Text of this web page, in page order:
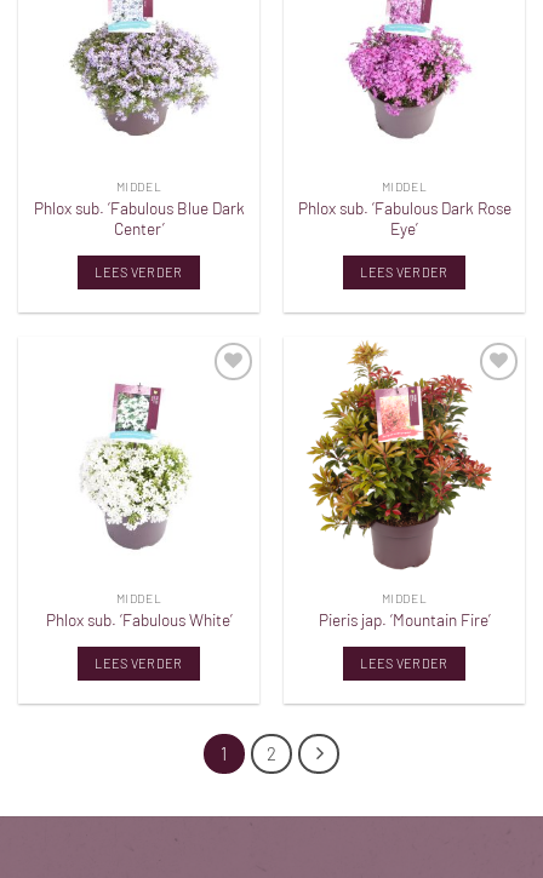
MIDDEL
Phlox sub. ‘Fabulous Blue Dark
Center’
LEES VERDER
MIDDEL
Phlox sub. ‘Fabulous Dark Rose
Eye’
LEES VERDER
MIDDEL
Phlox sub. ‘Fabulous White’
LEES VERDER
Toevoegen
aan
verlanglijst
MIDDEL
Pieris jap. ‘Mountain Fire’
LEES VERDER
1 2